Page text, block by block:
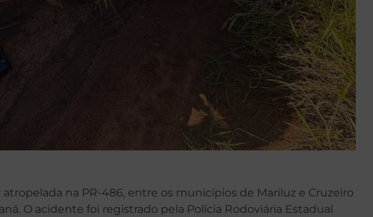
na PR-486, entre os municípios de Mariluz e Cruzeiro
O acidente foi registrado pela Polícia Rodoviária Estadual